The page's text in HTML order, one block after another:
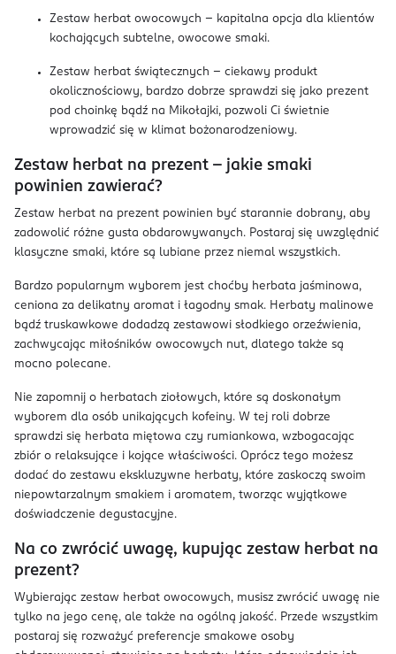
Zestaw herbat owocowych – kapitalna opcja dla klientów
kochających subtelne, owocowe smaki.
Zestaw herbat świątecznych – ciekawy produkt
okolicznościowy, bardzo dobrze sprawdzi się jako prezent
pod choinkę bądź na Mikołajki, pozwoli Ci świetnie
wprowadzić się w klimat bożonarodzeniowy.
Zestaw herbat na prezent – jakie smaki
powinien zawierać?
Zestaw herbat na prezent powinien być starannie dobrany, aby
zadowolić różne gusta obdarowywanych. Postaraj się uwzględnić
klasyczne smaki, które są lubiane przez niemal wszystkich.
Bardzo popularnym wyborem jest choćby herbata jaśminowa,
ceniona za delikatny aromat i łagodny smak. Herbaty malinowe
bądź truskawkowe dodadzą zestawowi słodkiego orzeźwienia,
zachwycając miłośników owocowych nut, dlatego także są
mocno polecane.
Nie zapomnij o herbatach ziołowych, które są doskonałym
wyborem dla osób unikających kofeiny. W tej roli dobrze
sprawdzi się herbata miętowa czy rumiankowa, wzbogacając
zbiór o relaksujące i kojące właściwości. Oprócz tego możesz
dodać do zestawu ekskluzywne herbaty, które zaskoczą swoim
niepowtarzalnym smakiem i aromatem, tworząc wyjątkowe
doświadczenie degustacyjne.
Na co zwrócić uwagę, kupując zestaw herbat na
prezent?
Wybierając zestaw herbat owocowych, musisz zwrócić uwagę nie
tylko na jego cenę, ale także na ogólną jakość. Przede wszystkim
postaraj się rozważyć preferencje smakowe osoby